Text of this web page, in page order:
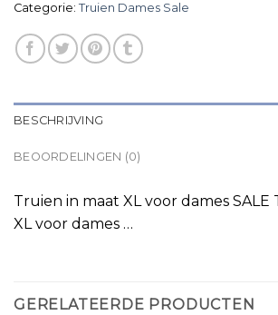
Categorie: Truien Dames Sale
BESCHRIJVING
BEOORDELINGEN (0)
Truien in maat XL voor dames SALE
XL voor dames …
GERELATEERDE PRODUCTEN